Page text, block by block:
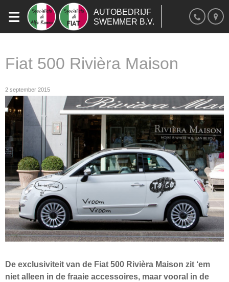
AUTOBEDRIJF
SWEMMER B.V.
Fiat 500 Rivièra Maison
2 september 2015
De exclusiviteit van de Fiat 500 Rivièra Maison zit ‘em
niet alleen in de fraaie accessoires, maar vooral in de